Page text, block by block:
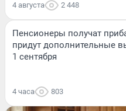
4 августа 2 448
Пенсионеры получат
придут дополнительные
1 сентября
4 часа 803